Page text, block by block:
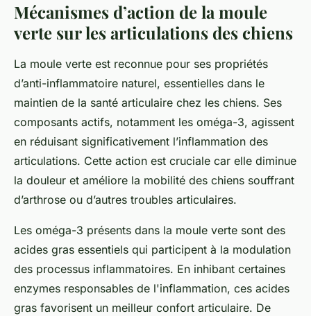
Mécanismes d’action de la moule
verte sur les articulations des chiens
La moule verte est reconnue pour ses propriétés
d’anti-inflammatoire naturel, essentielles dans le
maintien de la santé articulaire chez les chiens. Ses
composants actifs, notamment les oméga-3, agissent
en réduisant significativement l’inflammation des
articulations. Cette action est cruciale car elle diminue
la douleur et améliore la mobilité des chiens souffrant
d’arthrose ou d’autres troubles articulaires.
Les oméga-3 présents dans la moule verte sont des
acides gras essentiels qui participent à la modulation
des processus inflammatoires. En inhibant certaines
enzymes responsables de l'inflammation, ces acides
gras favorisent un meilleur confort articulaire. De